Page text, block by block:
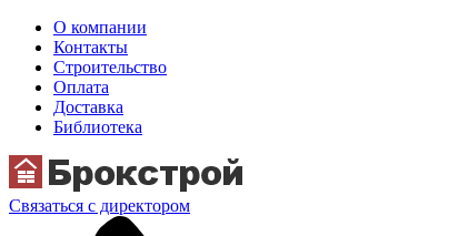
О компании
Контакты
Строительство
Оплата
Доставка
Библиотека
Связаться с директором